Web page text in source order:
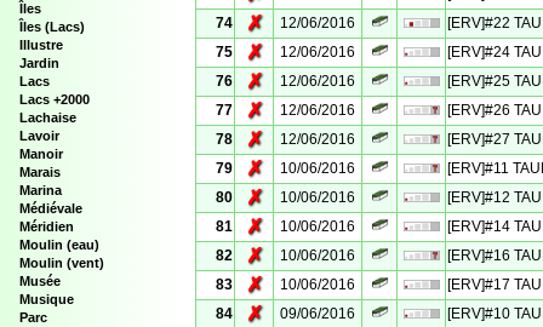
Îles
Îles (Lacs)
Illustre
Jardin
Lacs
Lacs +2000
Lachaise
Lavoir
Manoir
Marais
Marina
Médiévale
Méridien
Moulin (eau)
Moulin (vent)
Musée
Musique
Parc
74
✗ 12/06/2016
[ERV]#22
75
✗ 12/06/2016
[ERV]#24
76
✗ 12/06/2016
[ERV]#25
77
✗ 12/06/2016
[ERV]#26
78
✗ 12/06/2016
[ERV]#27
79
✗ 10/06/2016
[ERV]#11
80
✗ 10/06/2016
[ERV]#12
81
✗ 10/06/2016
[ERV]#14
82
✗ 10/06/2016
[ERV]#16
83
✗ 10/06/2016
[ERV]#17
84
✗ 09/06/2016
[ERV]#10